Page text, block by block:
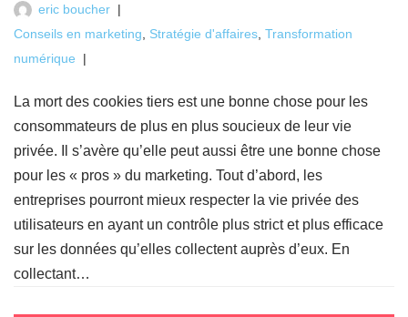
eric boucher
Conseils en marketing
Stratégie d'affaires Transformation
numérique
La mort des cookies tiers est une bonne chose pour les
consommateurs de plus en plus soucieux de leur vie
privée. Il s’avère qu’elle peut aussi être une bonne chose
pour les « pros » du marketing. Tout d’abord, les
entreprises pourront mieux respecter la vie privée des
utilisateurs en ayant un contrôle plus strict et plus efficace
sur les données qu’elles collectent auprès d’eux. En
collectant…